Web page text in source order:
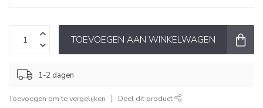
TOEVOEGEN AAN WINKELWAGEN
1-2 dagen
Toevoegen om te vergelijken Deel dit product